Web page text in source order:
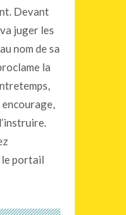
Devant
juger les
nom de sa
la
encourage,
le portail